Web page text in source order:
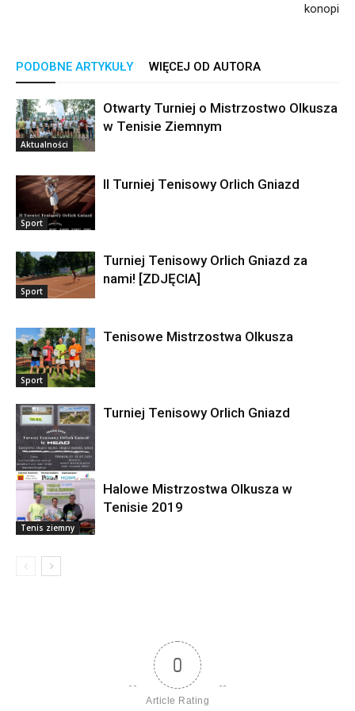
konopi
PODOBNE ARTYKUŁY WIĘCEJ OD AUTORA
Aktualności
Otwarty Turniej o Mistrzostwo Olkusza
w Tenisie Ziemnym
Sport
II Turniej Tenisowy Orlich Gniazd
Sport
Turniej Tenisowy Orlich Gniazd za
nami! [ZDJĘCIA]
Sport
Tenisowe Mistrzostwa Olkusza
Newsy
Turniej Tenisowy Orlich Gniazd
Tenis ziemny
Halowe Mistrzostwa Olkusza w
Tenisie 2019
0
Article Rating